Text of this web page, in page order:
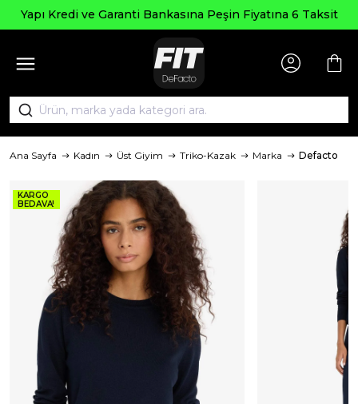
Yapı Kredi ve Garanti Bankasına Peşin Fiyatına 6 Taksit
Ana Sayfa Kadın Üst Giyim Triko-Kazak Marka Defacto
KARGO
BEDAVA!